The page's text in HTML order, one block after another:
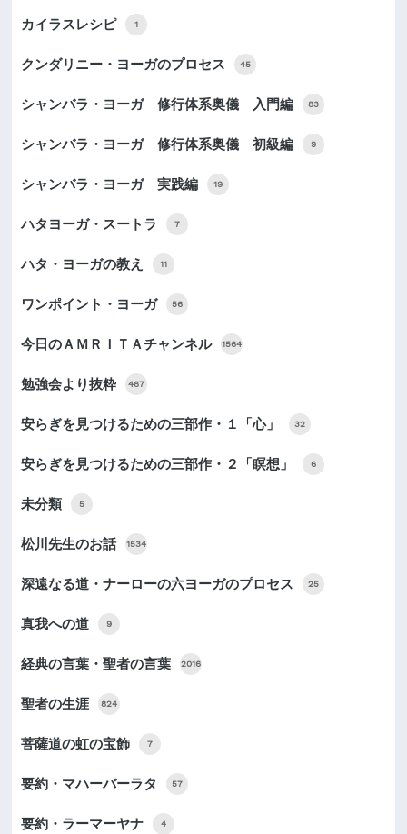
カイラスレシピ 1
クンダリニー・ヨーガのプロセス 45
シャンバラ・ヨーガ 修行体系奥儀 入門編 83
シャンバラ・ヨーガ 修行体系奥儀 初級編 9
シャンバラ・ヨーガ 実践編 19
ハタヨーガ・スートラ 7
ハタ・ヨーガの教え 11
ワンポイント・ヨーガ 56
今日のＡＭＲＩＴＡチャンネル 1564
勉強会より抜粋 487
安らぎを見つけるための三部作・１「心」 32
安らぎを見つけるための三部作・２「瞑想」 6
未分類 5
松川先生のお話 1534
深遠なる道・ナーローの六ヨーガのプロセス 25
真我への道 9
経典の言葉・聖者の言葉 2016
聖者の生涯 824
菩薩道の虹の宝飾 7
要約・マハーバーラタ 57
要約・ラーマーヤナ 4